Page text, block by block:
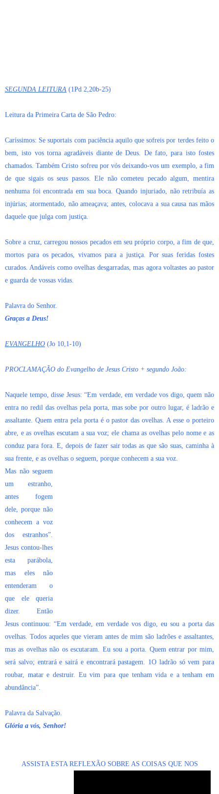
SEGUNDA LEITURA (1Pd 2,20b-25)
Leitura da Primeira Carta de São Pedro:
Caríssimos: Se suportais com paciência aquilo que sofreis por terdes feito o
bem, isto vos torna agradáveis diante de Deus. De fato, para isto fostes
chamados. Também Cristo sofreu por vós deixando-vos um exemplo, a fim
de que sigais os seus passos. Ele não cometeu pecado algum, mentira
nenhuma foi encontrada em sua boca. Quando injuriado, não retribuía as
injúrias; atormentado, não ameaçava; antes, colocava a sua causa nas mãos
daquele que julga com justiça.
Sobre a cruz, carregou nossos pecados em seu próprio corpo, a fim de que,
mortos para os pecados, vivamos para a justiça. Por suas feridas fostes
curados. Andáveis como ovelhas desgarradas, mas agora voltastes ao pastor
e guarda de vossas vidas.
Palavra do Senhor.
Graças a Deus!
EVANGELHO (Jo 10,1-10)
PROCLAMAÇÃO do Evangelho de Jesus Cristo + segundo João:
Naquele tempo, disse Jesus: “Em verdade, em verdade vos digo, quem não
entra no redil das ovelhas pela porta, mas sobe por outro lugar, é ladrão e
assaltante. Quem entra pela porta é o pastor das ovelhas. A esse o porteiro
abre, e as ovelhas escutam a sua voz; ele chama as ovelhas pelo nome e as
conduz para fora. E, depois de fazer sair todas as que são suas, caminha à
sua frente, e as ovelhas o seguem, porque conhecem a sua voz.
Mas não seguem
um estranho,
antes fogem
dele, porque não
conhecem a voz
dos estranhos”.
Jesus contou-lhes
esta parábola,
mas eles não
entenderam o
que ele queria
dizer. Então
Jesus continuou: “Em verdade, em verdade vos digo, eu sou a porta das
ovelhas. Todos aqueles que vieram antes de mim são ladrões e assaltantes,
mas as ovelhas não os escutaram. Eu sou a porta. Quem entrar por mim,
será salvo; entrará e sairá e encontrará pastagem. 1O ladrão só vem para
roubar, matar e destruir. Eu vim para que tenham vida e a tenham em
abundância”.
Palavra da Salvação.
Glória a vós, Senhor!
ASSISTA ESTA REFLEXÃO SOBRE AS COISAS QUE NOS